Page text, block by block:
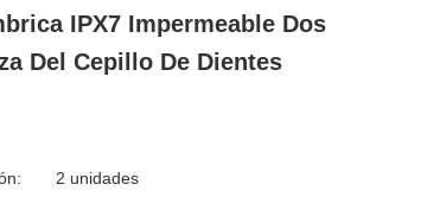
IPX7 Impermeable Dos
Del Cepillo De Dientes
2 unidades